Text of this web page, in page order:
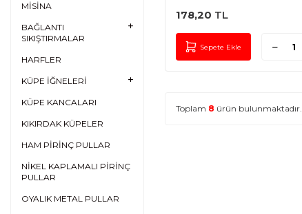
MİSİNA
BAĞLANTI
SIKIŞTIRMALAR
HARFLER
KÜPE İĞNELERİ
KÜPE KANCALARI
KIKIRDAK KÜPELER
HAM PİRİNÇ PULLAR
NİKEL KAPLAMALI PİRİNÇ
PULLAR
OYALIK METAL PULLAR
RENK
178,20 TL
Sepete Ekle
Toplam 8 ürün bulunmaktadır.